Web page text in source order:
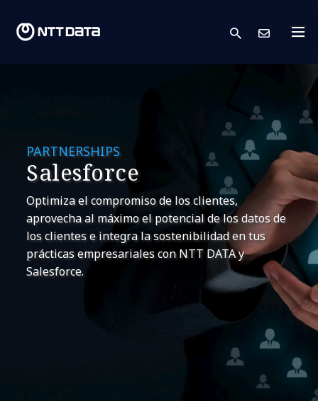
search
PARTNERSHIPS
Salesforce
Optimiza el compromiso de los clientes,
aprovecha al máximo el potencial de los datos de
los clientes e integra la sostenibilidad en tus
prácticas empresariales con NTT DATA y
Salesforce.